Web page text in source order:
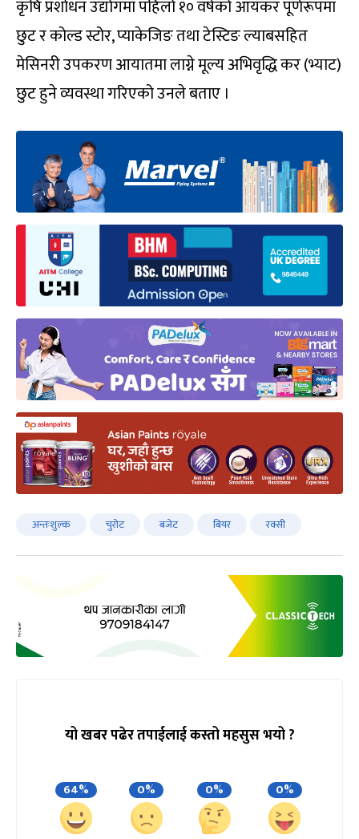
कृषि प्रशोधन उद्योगमा पहिलो १० वर्षको आयकर पूर्णरूपमा
छुट र कोल्ड स्टोर, प्याकेजिङ तथा टेस्टिङ ल्याबसहित
मेसिनरी उपकरण आयातमा लाग्ने मूल्य अभिवृद्धि कर (भ्याट)
छुट हुने व्यवस्था गरिएको उनले बताए ।
अन्तःशुल्क चुरोट बजेट बियर रक्सी
यो खबर पढेर तपाईलाई कस्तो महसुस भयो ?
64% 0% 0% 0%